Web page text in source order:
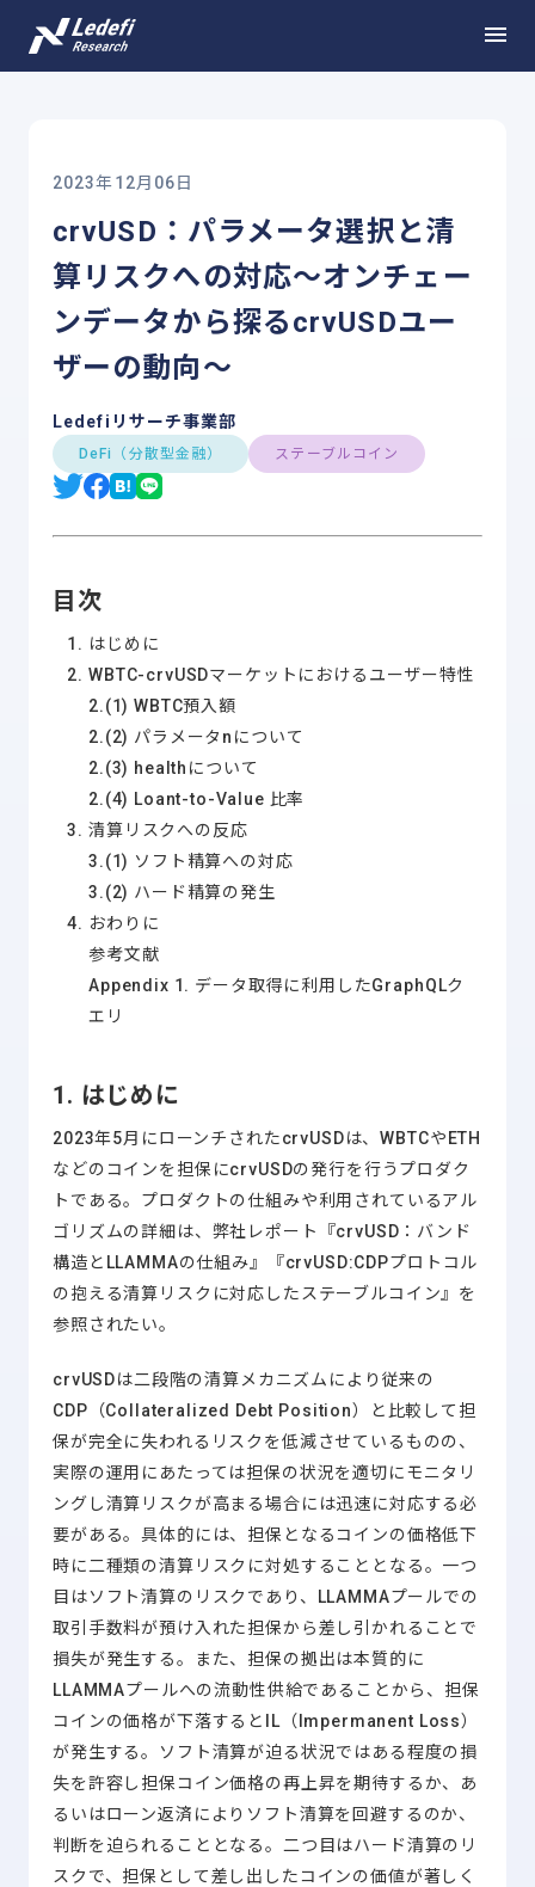
2023年12月06日
crvUSD：パラメータ選択と清
算リスクへの対応～オンチェー
ンデータから探るcrvUSDユー
ザーの動向～
Ledefiリサーチ事業部
DeFi（分散型金融） ステーブルコイン
目次
はじめに
WBTC-crvUSDマーケットにおけるユーザー特性
2.(1) WBTC預入額
2.(2) パラメータnについて
2.(3) healthについて
2.(4) Loant-to-Value 比率
清算リスクへの反応
3.(1) ソフト精算への対応
3.(2) ハード精算の発生
おわりに
参考文献
Appendix 1. データ取得に利用したGraphQLク
エリ
1. はじめに
2023年5月にローンチされたcrvUSDは、WBTCやETH
などのコインを担保にcrvUSDの発行を行うプロダク
トである。プロダクトの仕組みや利用されているアル
ゴリズムの詳細は、弊社レポート『crvUSD：バンド
構造とLLAMMAの仕組み』『crvUSD:CDPプロトコル
の抱える清算リスクに対応したステーブルコイン』を
参照されたい。
crvUSDは二段階の清算メカニズムにより従来の
CDP（Collateralized Debt Position）と比較して担
保が完全に失われるリスクを低減させているものの、
実際の運用にあたっては担保の状況を適切にモニタリ
ングし清算リスクが高まる場合には迅速に対応する必
要がある。具体的には、担保となるコインの価格低下
時に二種類の清算リスクに対処することとなる。一つ
目はソフト清算のリスクであり、LLAMMAプールでの
取引手数料が預け入れた担保から差し引かれることで
損失が発生する。また、担保の拠出は本質的に
LLAMMAプールへの流動性供給であることから、担保
コインの価格が下落するとIL（Impermanent Loss）
が発生する。ソフト清算が迫る状況ではある程度の損
失を許容し担保コイン価格の再上昇を期待するか、あ
るいはローン返済によりソフト清算を回避するのか、
判断を迫られることとなる。二つ目はハード清算のリ
スクで、担保として差し出したコインの価値が著しく